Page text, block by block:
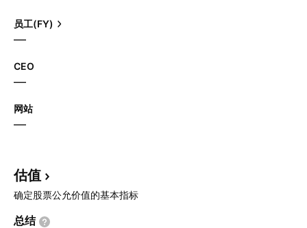
员工(FY)
—
CEO
—
网站
—
估值
确定股票公允价值的基本指标
总结